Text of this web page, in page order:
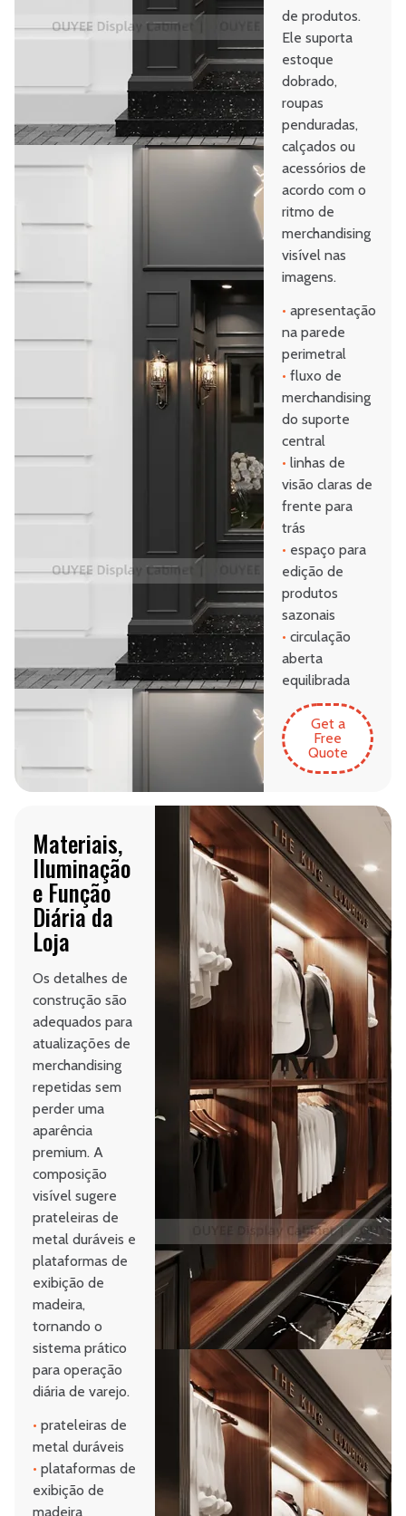
de produtos.
Ele suporta
estoque
dobrado,
roupas
penduradas,
calçados ou
acessórios de
acordo com o
ritmo de
merchandising
visível nas
imagens.
• apresentação
na parede
perimetral
• fluxo de
merchandising
do suporte
central
• linhas de
visão claras de
frente para
trás
• espaço para
edição de
produtos
sazonais
• circulação
aberta
equilibrada
Get a
Free
Quote
Materiais,
Iluminação
e Função
Diária da
Loja
Os detalhes de
construção são
adequados para
atualizações de
merchandising
repetidas sem
perder uma
aparência
premium. A
composição
visível sugere
prateleiras de
metal duráveis e
plataformas de
exibição de
madeira,
tornando o
sistema prático
para operação
diária de varejo.
• prateleiras de
metal duráveis
• plataformas de
exibição de
madeira